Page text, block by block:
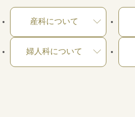
産科について
婦人科について